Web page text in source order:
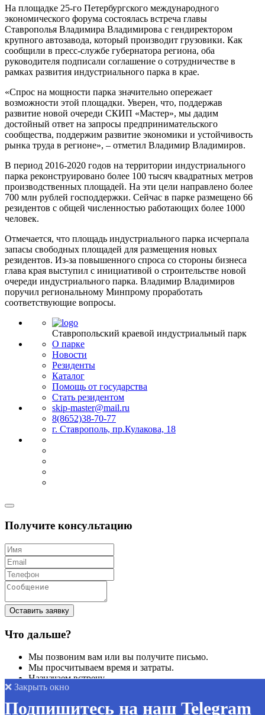
На площадке 25-го Петербургского международного
экономического форума состоялась встреча главы
Ставрополья Владимира Владимирова с гендиректором
крупного автозавода, который производит грузовики. Как
сообщили в пресс-службе губернатора региона, оба
руководителя подписали соглашение о сотрудничестве в
рамках развития индустриального парка в крае.
«Спрос на мощности парка значительно опережает
возможности этой площадки. Уверен, что, поддержав
развитие новой очереди СКИП «Мастер», мы дадим
достойный ответ на запросы предпринимательского
сообщества, поддержим развитие экономики и устойчивость
рынка труда в регионе», – отметил Владимир Владимиров.
В период 2016-2020 годов на территории индустриального
парка реконструировано более 100 тысяч квадратных метров
производственных площадей. На эти цели направлено более
700 млн рублей господдержки. Сейчас в парке размещено 66
резидентов с общей численностью работающих более 1000
человек.
Отмечается, что площадь индустриального парка исчерпала
запасы свободных площадей для размещения новых
резидентов. Из-за повышенного спроса со стороны бизнеса
глава края выступил с инициативой о строительстве новой
очереди индустриального парка. Владимир Владимиров
поручил региональному Минпрому проработать
соответствующие вопросы.
❌ Закрыть окно
Подпишитесь на наш Telegram
Ставропольский краевой индустриальный парк
О парке
Новости
Резиденты
Каталог
Помощь от государства
Стать резидентом
skip-master@mail.ru
8(8652)38-70-77
г. Ставрополь, пр.Кулакова, 18
Получите консультацию
Оставить заявку
Что дальше?
Мы позвоним вам или вы получите письмо.
Мы просчитываем время и затраты.
Назначаем встречу.
Позвоните нам